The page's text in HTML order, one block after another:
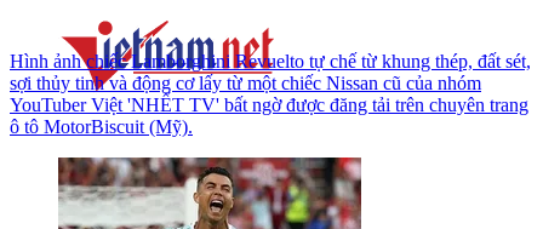
Hình ảnh chiếc Lamborghini Revuelto tự chế từ khung thép, đất sét,
sợi thủy tinh và động cơ lấy từ một chiếc Nissan cũ của nhóm
YouTuber Việt 'NHẾT TV' bất ngờ được đăng tải trên chuyên trang
ô tô MotorBiscuit (Mỹ).